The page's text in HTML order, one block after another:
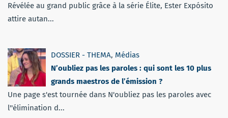
Révélée au grand public grâce à la série Élite, Ester Expósito
attire autan...
DOSSIER - THEMA, Médias
N’oubliez pas les paroles : qui sont les 10 plus
grands maestros de l’émission ?
Une page s'est tournée dans N'oubliez pas les paroles avec
l''élimination d...